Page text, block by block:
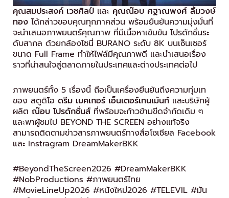
คุณสมประสงค์ เวชศิลป์ และ คุณณ๊อบ ศฐาณพงศ์ ลิ้มวงษ์
ทอง ได้กล่าวขอบคุณทุกภาคส่วน พร้อมยืนยันความมุ่งมั่นที่
จะนำเสนอภาพยนตร์คุณภาพ ที่มีเนื้อหาเข้มข้น โปรดักชั่นระ
ดับสากล ด้วยกล้องโซนี่ BURANO ระดับ 8K บนเซ็นเซอร์
ขนาด Full Frame ทำให้ไฟล์มีคุณภาพดี และนำเสนอเรื่อง
ราวที่น่าสนใจสู่ตลาดภายในประเทศและต่างประเทศต่อไป
ภาพยนตร์ทั้ง 5 เรื่องนี้ ถือเป็นเครื่องยืนยันถึงความทุ่มเท
ของ สตูดิโอ ดรีม เมคเกอร์ เอ็นเตอร์เทนเม้นท์ และบริษัทผู้
ผลิต ณ๊อบ โปรดักชั่นส์ ที่พร้อมจะก้าวข้ามขีดจำกัดเดิม ๆ
และพาผู้ชมไป BEYOND THE SCREEN อย่างแท้จริง
สามารถติดตามข่าวสารภาพยนตร์ทางสื่อโซเชียล Facebook
และ Instragram DreamMakerBKK
#BeyondTheScreen2026 #DreamMakerBKK
#NobProductions #ภาพยนตร์ไทย
#MovieLineUp2026 #หนังใหม่2026 #TELEVIL #มัน